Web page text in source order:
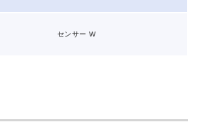
センサー W